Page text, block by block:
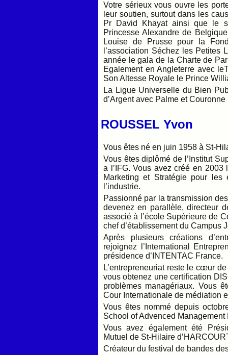
Votre sérieux vous ouvre les
leur soutien, surtout dans les
Pr David Khayat ainsi que le
Princesse Alexandre de
Louise de Prusse pour la
l’association Séchez les Petites
année le gala de la Charte de
Egalement en Angleterre avec
Son Altesse Royale le Prince
La Ligue Universelle du Bien
d’Argent avec Palme et Couronne
ROUSSEL Yvon
Vous êtes né en juin 1958 à St-
Vous êtes diplômé de l’Institut
a l’IFG. Vous avez créé en
Marketing et Stratégie pour
l’industrie.
Passionné par la transmission
devenez en parallèle, directeur
associé à l’école Supérieure de
chef d’établissement du Campus
Après plusieurs créations
rejoignez l’International
présidence d’INTENTAC France.
L’entrepreneuriat reste le cœur
vous obtenez une certification
problèmes managériaux. Vous
Cour Internationale de médiation
Vous êtes nommé depuis
School of Advenced
Vous avez également été
Mutuel de St-Hilaire
Créateur du festival de bandes